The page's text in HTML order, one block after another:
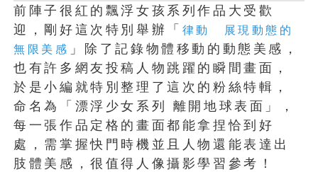
前陣子很紅的飄浮女孩系列作品大受歡
迎，剛好這次特別舉辦「 律動 展現動態的
無限美感 」除了記錄物體移動的動態美感，
也有許多網友投稿人物跳躍的瞬間畫面，
於是小編就特別整理了這次的粉絲特輯，
命名為「漂浮少女系列 離開地球表面」，
每一張作品定格的畫面都能拿捏恰到好
處，需掌握快門時機並且人物還能表達出
肢體美感，很值得人像攝影學習參考！